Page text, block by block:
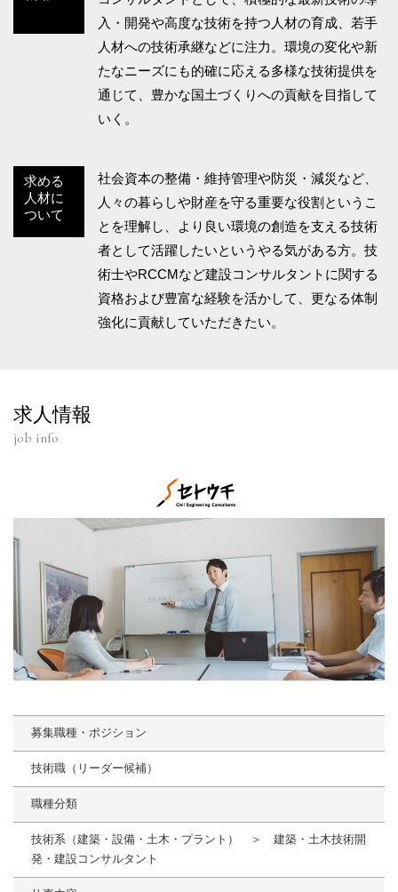
入・開発や高度な技術を持つ人材の育成、若手
人材への技術承継などに注力。環境の変化や新
たなニーズにも的確に応える多様な技術提供を
通じて、豊かな国土づくりへの貢献を目指して
いく。
求める
人材に
ついて
社会資本の整備・維持管理や防災・減災など、
人々の暮らしや財産を守る重要な役割というこ
とを理解し、より良い環境の創造を支える技術
者として活躍したいというやる気がある方。技
術士やRCCMなど建設コンサルタントに関する
資格および豊富な経験を活かして、更なる体制
強化に貢献していただきたい。
求人情報
job info
募集職種・ポジション
技術職（リーダー候補）
職種分類
技術系（建築・設備・土木・プラント） ＞ 建築・土木技術開
発・建設コンサルタント